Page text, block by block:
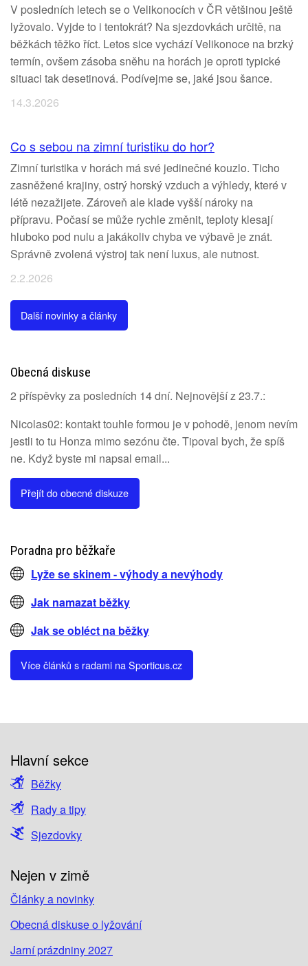
V posledních letech se o Velikonocích v ČR většinou ještě
lyžovalo. Vyjde to i tentokrát? Na sjezdovkách určitě, na
běžkách těžko říct. Letos sice vychází Velikonoce na brzký
termín, ovšem zásoba sněhu na horách je oproti typické
situaci tak desetinová. Podívejme se, jaké jsou šance.
14.3.2026
Co s sebou na zimní turistiku do hor?
Zimní turistika v horách má své jedinečné kouzlo. Ticho
zasněžené krajiny, ostrý horský vzduch a výhledy, které v
létě nezažijete. Zároveň ale klade vyšší nároky na
přípravu. Počasí se může rychle změnit, teploty klesají
hluboko pod nulu a jakákoliv chyba ve výbavě je znát.
Správně zvolená výstroj tak není luxus, ale nutnost.
2.2.2026
Další novinky a články
Obecná diskuse
2 příspěvky za posledních 14 dní. Nejnovější z 23.7.:
Nicolas02: kontakt touhle formou je v pohodě, jenom nevím
jestli to tu Honza mimo sezónu čte. Tipoval bych, že spíš
ne. Když byste mi napsal email...
Přejít do obecné diskuze
Poradna pro běžkaře
Lyže se skinem - výhody a nevýhody
Jak namazat běžky
Jak se obléct na běžky
Více článků s radami na Sporticus.cz
Hlavní sekce
Běžky
Rady a tipy
Sjezdovky
Nejen v zimě
Články a novinky
Obecná diskuse o lyžování
Jarní prázdniny 2027